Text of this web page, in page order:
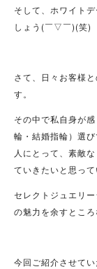
そして、ホワイト
しょう(￣▽￣)(笑)
さて、日々お客様
す。
その中で私自身が
輪・結婚指輪）選
人にとって、素敵
ていきたいと思って
セレクトジュエリ
の魅力を余すとこ
今回ご紹介させて